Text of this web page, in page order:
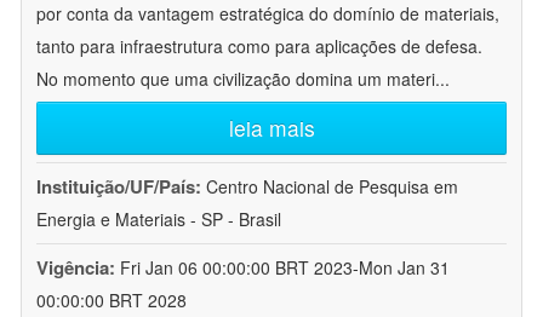
por conta da vantagem estratégica do domínio de materiais,
tanto para infraestrutura como para aplicações de defesa.
No momento que uma civilização domina um materi...
leia mais
Instituição/UF/País: Centro Nacional de Pesquisa em
Energia e Materiais - SP - Brasil
Vigência: Fri Jan 06 00:00:00 BRT 2023-Mon Jan 31
00:00:00 BRT 2028